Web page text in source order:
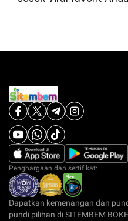
Penghargaan dan sertifikat:
Dapatkan kemenangan dan
pundi pilihan di SITEMBEM